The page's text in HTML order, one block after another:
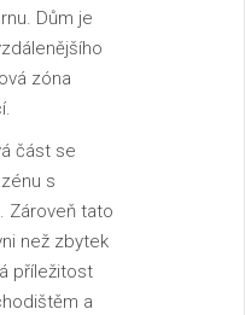
Dům je
zóna
část se
s
Zároveň tato
než zbytek
příležitost
a